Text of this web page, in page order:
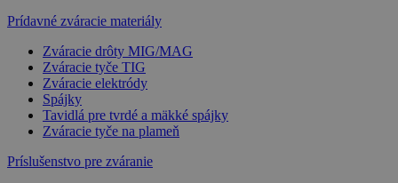
Prídavné zváracie materiály
Zváracie drôty MIG/MAG
Zváracie tyče TIG
Zváracie elektródy
Spájky
Tavidlá pre tvrdé a mäkké spájky
Zváracie tyče na plameň
Príslušenstvo pre zváranie